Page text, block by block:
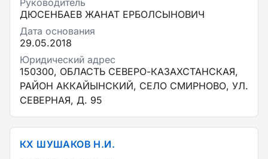
Руководитель
ДЮСЕНБАЕВ ЖАНАТ ЕРБОЛСЫНОВИЧ
Дата основания
29.05.2018
Юридический адрес
150300, ОБЛАСТЬ СЕВЕРО-КАЗАХСТАНСКАЯ,
РАЙОН АККАЙЫНСКИЙ, СЕЛО СМИРНОВО, УЛ.
СЕВЕРНАЯ, Д. 95
КХ ШУШАКОВ Н.И.